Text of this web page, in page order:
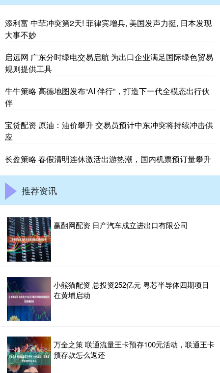
添利富 中菲冲突第2天! 菲律宾增兵, 美国发声力挺, 日本发现
大事不妙
启远网 广东分时绿电交易启航 为出口企业满足国际绿色贸易
规则提供工具
牛牛策略 高德地图发布“AI 伴行”，打造下一代全模态出行伙
伴
宝贷配资 原油：油价攀升 交易员预计中东冲突将持续冲击供
应
长盈策略 春假清明连休激活出游热潮，国内机票预订量攀升
推荐资讯
赢翻网配资 日产汽车成立进出口有限公司
小熊猫配资 总投资252亿元 粤芯半导体四期项目
在黄埔启动
万全之策 联通流量王卡预存100元活动，联通王卡
预存款怎么返还